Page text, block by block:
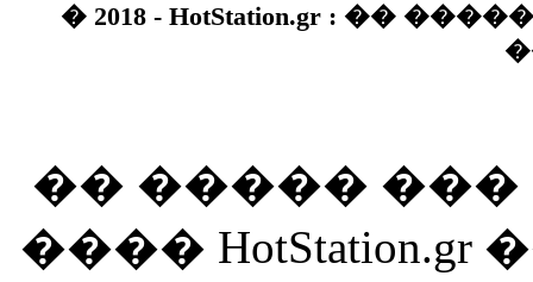
� 2018 - HotStation.gr : ��
�� �����
����